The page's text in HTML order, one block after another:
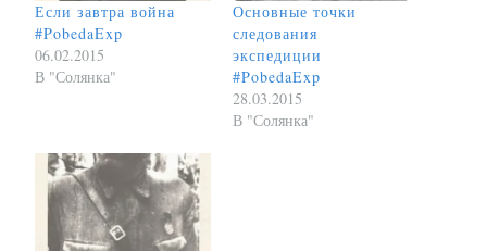
Если завтра война
#PobedaExp
06.02.2015
В "Солянка"
Основные точки
следования
экспедиции
#PobedaExp
28.03.2015
В "Солянка"